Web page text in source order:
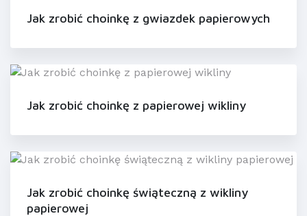
Jak zrobić choinkę z gwiazdek papierowych
Jak zrobić choinkę z papierowej wikliny
Jak zrobić choinkę świąteczną z wikliny
papierowej